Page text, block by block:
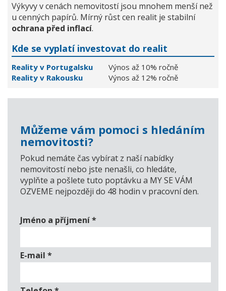
Výkyvy v cenách nemovitostí jsou mnohem menší než
u cenných papírů. Mírný růst cen realit je stabilní
ochrana před inflací.
Kde se vyplatí investovat do realit
Reality v Portugalsku
Výnos až 10% ročně
Reality v Rakousku
Výnos až 12% ročně
Můžeme vám pomoci s hledáním
nemovitosti?
Pokud nemáte čas vybírat z naší nabídky
nemovitostí nebo jste nenašli, co hledáte,
vyplňte a pošlete tuto poptávku a MY SE VÁM
OZVEME nejpozději do 48 hodin v pracovní den.
Jméno a příjmení*
E-mail *